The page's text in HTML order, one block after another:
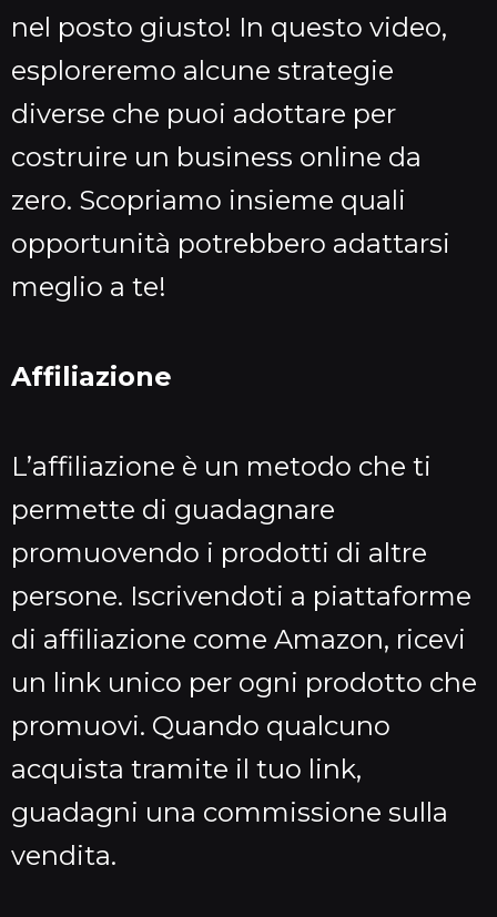
nel posto giusto! In questo video,
esploreremo alcune strategie
diverse che puoi adottare per
costruire un business online da
zero. Scopriamo insieme quali
opportunità potrebbero adattarsi
meglio a te!
Affiliazione
L’affiliazione è un metodo che ti
permette di guadagnare
promuovendo i prodotti di altre
persone. Iscrivendoti a piattaforme
di affiliazione come Amazon, ricevi
un link unico per ogni prodotto che
promuovi. Quando qualcuno
acquista tramite il tuo link,
guadagni una commissione sulla
vendita.